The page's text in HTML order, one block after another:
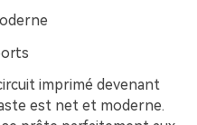
imprimé devenant
est net et moderne.